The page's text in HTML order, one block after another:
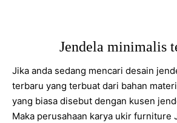
Jendela minimalis
Jika anda sedang mencari desain
terbaru yang terbuat dari bahan
yang biasa disebut dengan kusen
Maka perusahaan karya ukir furniture